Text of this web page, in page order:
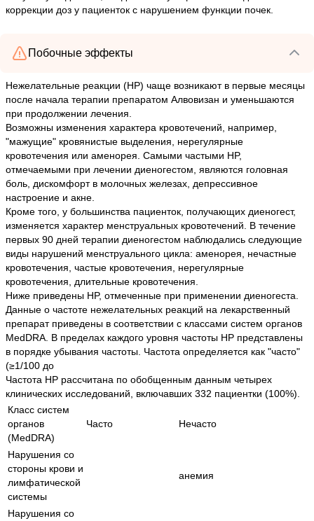
коррекции доз у пациенток с нарушением функции почек.
Побочные эффекты
Нежелательные реакции (HP) чаще возникают в первые месяцы
после начала терапии препаратом Алвовизан и уменьшаются
при продолжении лечения.
Возможны изменения характера кровотечений, например,
"мажущие" кровянистые выделения, нерегулярные
кровотечения или аменорея. Самыми частыми HP,
отмечаемыми при лечении диеногестом, являются головная
боль, дискомфорт в молочных железах, депрессивное
настроение и акне.
Кроме того, у большинства пациенток, получающих диеногест,
изменяется характер менструальных кровотечений. В течение
первых 90 дней терапии диеногестом наблюдались следующие
виды нарушений менструального цикла: аменорея, нечастные
кровотечения, частые кровотечения, нерегулярные
кровотечения, длительные кровотечения.
Ниже приведены HP, отмеченные при применении диеногеста.
Данные о частоте нежелательных реакций на лекарственный
препарат приведены в соответствии с классами систем органов
MedDRA. В пределах каждого уровня частоты HP представлены
в порядке убывания частоты. Частота определяется как "часто"
(≥1/100 до
Частота HP рассчитана по обобщенным данным четырех
клинических исследований, включавших 332 пациентки (100%).
Класс систем
органов
(MedDRA)
Часто Нечасто
Нарушения со
стороны крови и
лимфатической
системы
анемия
Нарушения со